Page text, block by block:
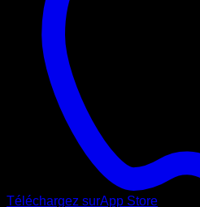
Téléchargez surApp Store